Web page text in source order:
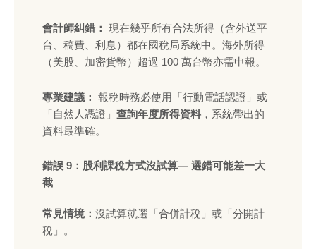
會計師糾錯：
現在幾乎所有合法所得（含外送平
台、稿費、利息）都在國稅局系統中。海外所得
（美股、加密貨幣）超過 100 萬台幣亦需申報。
專業建議：
報稅時務必使用「行動電話認證」或
「自然人憑證」 查詢年度所得資料 ，系統帶出的
資料最準確。
錯誤 9：股利課稅方式沒試算— 選錯可能差一大
截
常見情境： 沒試算就選「合併計稅」或「分開計
稅」。